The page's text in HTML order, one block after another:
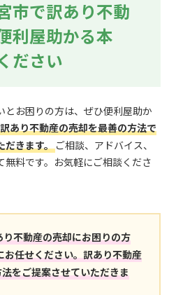
市で訳あり不動
利屋助かる本
ださい
とお困りの方は、ぜひ便利屋助か
あり不動産の売却を最善の方法で
だきます。ご相談、アドバイス、
無料です。お気軽にご相談くださ
不動産の売却にお困りの方
お任せください。訳あり不動産
をご提案させていただきま